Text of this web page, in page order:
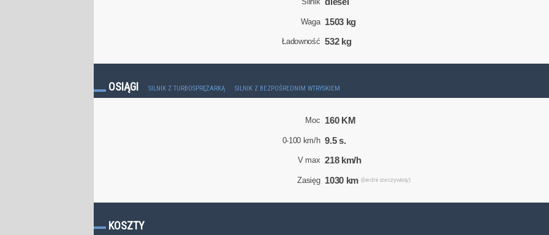
Waga 1503 kg
Ładowność 532 kg
OSIĄGI SILNIK Z TURBOSPRĘŻARKĄ SILNIK Z BEZPOŚREDNIM WTRYSKIEM
Moc 160 KM
0-100 km/h 9.5 s.
V max 218 km/h
Zasięg 1030 km (średni rzeczywisty)
KOSZTY